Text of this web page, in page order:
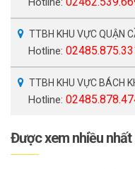
TTBH KHU VỰC QUẬN
Hotline:
TTBH KHU VỰC BÁCH
Hotline:
Được xem nhiều nhất